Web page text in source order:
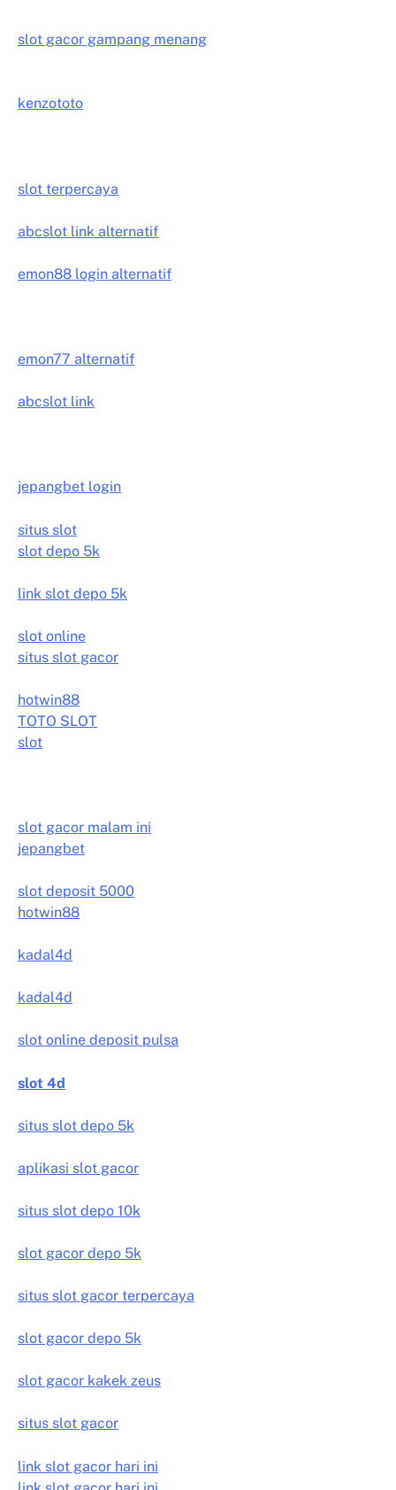
slot gacor gampang menang
kenzototo
slot terpercaya
abcslot link alternatif
emon88 login alternatif
emon77 alternatif
abcslot link
jepangbet login
situs slot
slot depo 5k
link slot depo 5k
slot online
situs slot gacor
hotwin88
TOTO SLOT
slot
slot gacor malam ini
jepangbet
slot deposit 5000
hotwin88
kadal4d
kadal4d
slot online deposit pulsa
slot 4d
situs slot depo 5k
aplikasi slot gacor
situs slot depo 10k
slot gacor depo 5k
situs slot gacor terpercaya
slot gacor depo 5k
slot gacor kakek zeus
situs slot gacor
link slot gacor hari ini